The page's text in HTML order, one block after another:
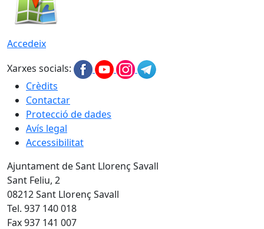
Accedeix
Xarxes socials:
Crèdits
Contactar
Protecció de dades
Avís legal
Accessibilitat
Ajuntament de Sant Llorenç Savall
Sant Feliu, 2
08212 Sant Llorenç Savall
Tel. 937 140 018
Fax 937 141 007